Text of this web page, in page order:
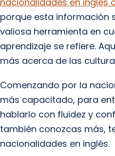
porque esta información
valiosa herramienta en
aprendizaje se refiere.
más acerca de las
Comenzando por la
más capacitado, para
hablarlo con fluidez y
también conozcas más,
nacionalidades en inglés.